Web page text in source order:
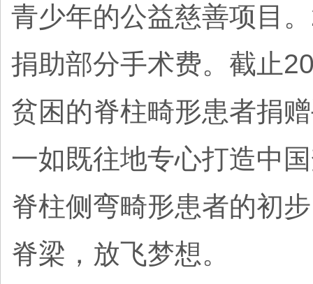
青少年的公益慈善项目
捐助部分手术费。截止
贫困的脊柱畸形患者捐
一如既往地专心打造中
脊柱侧弯畸形患者的初
脊梁，放飞梦想。